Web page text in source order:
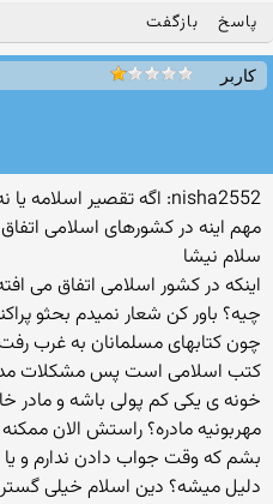
پاسخ بازگفت
کاربر
nisha2552: اگه تقصیر اسلامه یا نه مهم نیست
مهم اینه در کشورهای اسلامی
سلام نیشا
اینکه در کشور اسلامی اتفاق می
چیه؟ باور کن شعار نمیدم بحثو
چون کتابهای مسلمانان به غرب
کتب اسلامی است پس مشکلات
خونه ی یکی کم پولی باشه و مادر
مهربونیه مادره؟ راستش الان
بشم که وقت جواب دادن ندارم و
دلیل میشه؟ دین اسلام خیلی